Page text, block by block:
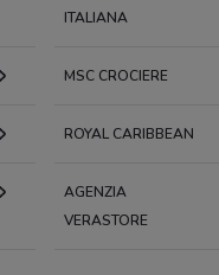
ITALIANA
MSC CROCIERE
ROYAL CARIBBEAN
AGENZIA
VERASTORE